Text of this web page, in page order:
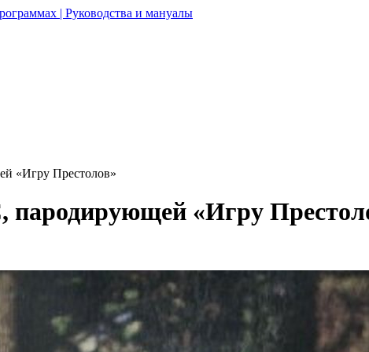
| Руководства и мануалы
«Игру Престолов»
пародирующей «Игру